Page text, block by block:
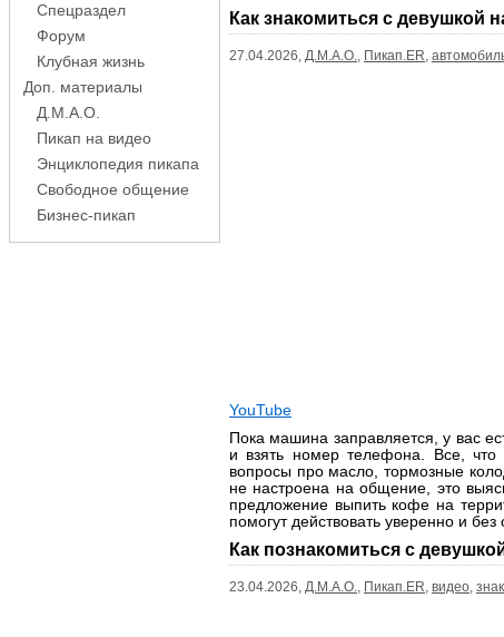
Как знакомиться с девушкой
27.04.2026, Д.М.А.О. Пикап.ER
YouTube
Пока машина заправляется, у вас
и взять номер телефона. Все,
вопросы про масло, тормозные
не настроена на общение, это
предложение выпить кофе на
помогут действовать уверенно и без
Как познакомиться с
23.04.2026, Д.М.А.О. Пикап.ER видео
Спецраздел
Форум
Клубная жизнь
Доп. материалы
Д.М.А.О.
Пикап на видео
Энциклопедия пикапа
Свободное общение
Бизнес-пикап